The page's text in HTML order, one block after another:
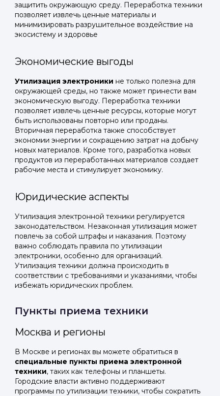
защитить окружающую среду. Переработка техники
позволяет извлечь ценные материалы и
минимизировать разрушительное воздействие на
экосистему и здоровье
Экономические выгоды
Утилизация электроники не только полезна для
окружающей среды, но также может принести вам
экономическую выгоду. Переработка техники
позволяет извлечь ценные ресурсы, которые могут
быть использованы повторно или проданы.
Вторичная переработка также способствует
экономии энергии и сокращению затрат на добычу
новых материалов. Кроме того, разработка новых
продуктов из переработанных материалов создает
рабочие места и стимулирует экономику.
Юридические аспекты
Утилизация электронной техники регулируется
законодательством. Незаконная утилизация может
повлечь за собой штрафы и наказания. Поэтому
важно соблюдать правила по утилизации
электроники, особенно для организаций.
Утилизация техники должна происходить в
соответствии с требованиями и указаниями, чтобы
избежать юридических проблем.
Пункты приема техники
Москва и регионы
В Москве и регионах вы можете обратиться в
специальные пункты приема электронной
техники, таких как телефоны и планшеты.
Городские власти активно поддерживают
программы по утилизации техники, чтобы сократить